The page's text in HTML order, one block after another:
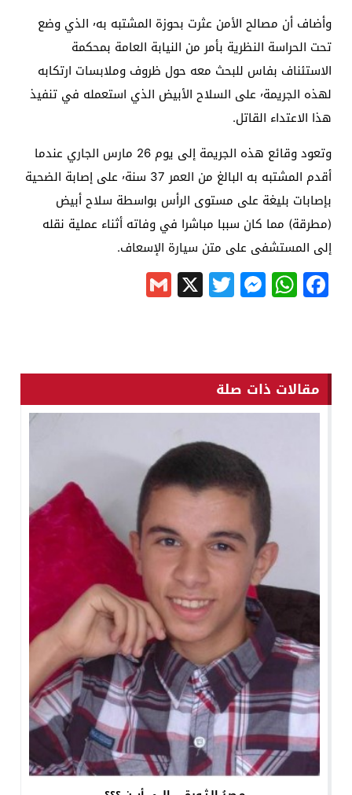
وأضاف أن مصالح الأمن عثرت بحوزة المشتبه به٬ الذي وضع
تحت الحراسة النظرية بأمر من النيابة العامة بمحكمة
الاستئناف بفاس للبحث معه حول ظروف وملابسات ارتكابه
لهذه الجريمة٬ على السلاح الأبيض الذي استعمله في تنفيذ
هذا الاعتداء القاتل.
وتعود وقائع هذه الجريمة إلى يوم 26 مارس الجاري عندما
أقدم المشتبه به البالغ من العمر 37 سنة٬ على إصابة الضحية
بإصابات بليغة على مستوى الرأس بواسطة سلاح أبيض
(مطرقة) مما كان سببا مباشرا في وفاته أثناء عملية نقله
إلى المستشفى على متن سيارة الإسعاف.
Facebook
WhatsApp
Messenger
Twitter
X
مقالات ذات صلة